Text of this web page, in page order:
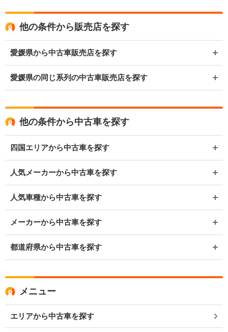
他の条件から販売店を探す
愛媛県から中古車販売店を探す
愛媛県の同じ系列の中古車販売店を探す
他の条件から中古車を探す
四国エリアから中古車を探す
人気メーカーから中古車を探す
人気車種から中古車を探す
メーカーから中古車を探す
都道府県から中古車を探す
メニュー
エリアから中古車を探す